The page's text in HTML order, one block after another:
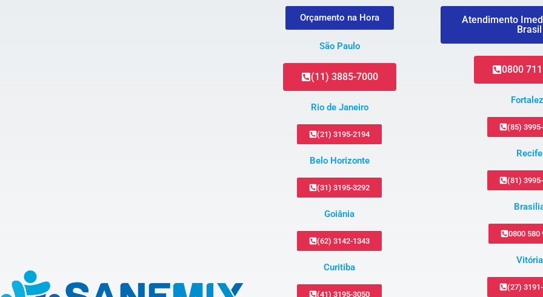
Orçamento na Hora
São Paulo
(11) 3885-7000
Rio de Janeiro
(21) 3195-2194
Belo Horizonte
(31) 3195-3292
Goiânia
(62) 3142-1343
Curitiba
(41) 3195-3050
Atendimento
Brasil
0800
(85)
Recife
(81)
0800 580
Vitória
(27)